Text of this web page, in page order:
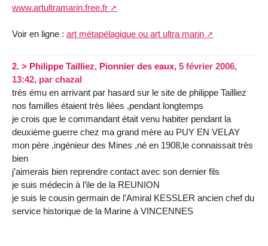
www.artultramarin.free.fr
Voir en ligne : art métapélagique ou art ultra marin
2. > Philippe Tailliez, Pionnier des eaux, 5 février 2006,
13:42, par chazal
très ému en arrivant par hasard sur le site de philippe Tailliez
nos familles étaient très liées ,pendant longtemps
je crois que le commandant était venu habiter pendant la
deuxième guerre chez ma grand mère au PUY EN VELAY
mon père ,ingénieur des Mines ,né en 1908,le connaissait très
bien
j’aimerais bien reprendre contact avec son dernier fils
je suis médecin à l’ile de la REUNION
je suis le cousin germain de l’Amiral KESSLER ancien chef du
service historique de la Marine à VINCENNES